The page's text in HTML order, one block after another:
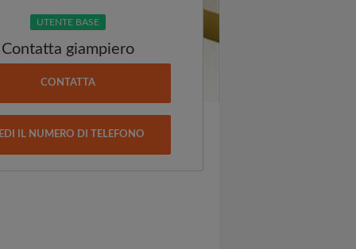
UTENTE BASE
Contatta giampiero
CONTATTA
IL NUMERO DI TELEFONO